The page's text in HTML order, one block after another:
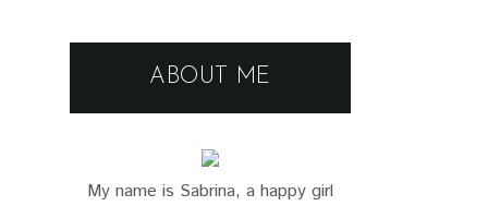
ABOUT ME
My name is Sabrina, a happy girl